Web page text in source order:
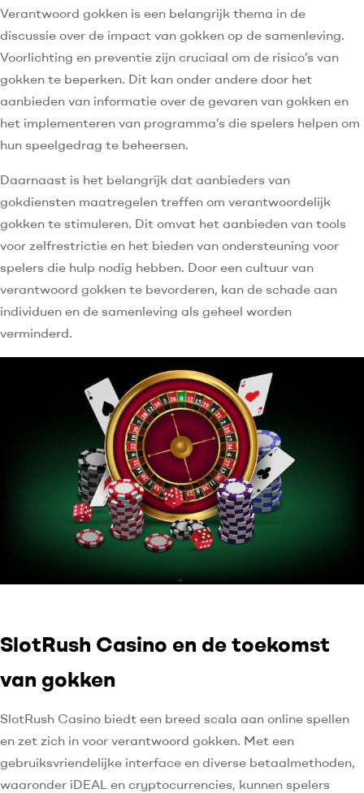
Verantwoord gokken is een belangrijk thema in de
discussie over de impact van gokken op de samenleving.
Voorlichting en preventie zijn cruciaal om de risico’s van
gokken te beperken. Dit kan onder andere door het
aanbieden van informatie over de gevaren van gokken en
het implementeren van programma’s die spelers helpen om
hun speelgedrag te beheersen.
Daarnaast is het belangrijk dat aanbieders van
gokdiensten maatregelen treffen om verantwoordelijk
gokken te stimuleren. Dit omvat het aanbieden van tools
voor zelfrestrictie en het bieden van ondersteuning voor
spelers die hulp nodig hebben. Door een cultuur van
verantwoord gokken te bevorderen, kan de schade aan
individuen en de samenleving als geheel worden
verminderd.
SlotRush Casino en de toekomst
van gokken
SlotRush Casino biedt een breed scala aan online spellen
en zet zich in voor verantwoord gokken. Met een
gebruiksvriendelijke interface en diverse betaalmethoden,
waaronder iDEAL en cryptocurrencies, kunnen spelers